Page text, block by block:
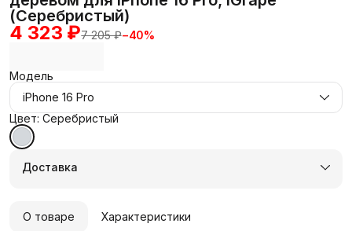
(Серебристый)
4 323 ₽7 205 ₽−40%
Модель
iPhone 16 Pro
Цвет: Серебристый
Доставка
О товаре Характеристики